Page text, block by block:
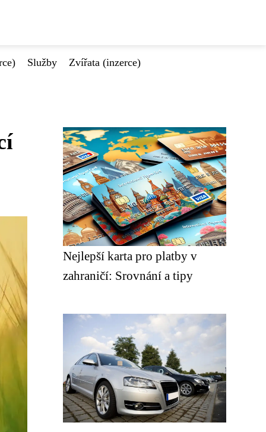
Služby Zvířata (inzerce)
Nejlepší karta pro platby v
zahraničí: Srovnání a tipy